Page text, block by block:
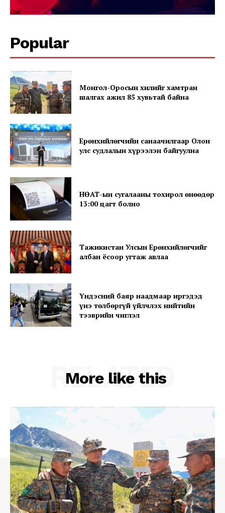
News Week
Magazine PRO
Company
About
Contact us
Popular
Монгол-Оросын хилийг хамтран
шалгах ажил 85 хувьтай байна
Ерөнхийлөгчийн санаачилгаар Олон
улс судлалын хүрээлэн байгуулна
НӨАТ-ын сугалааны тохирол өнөөдөр
13:00 цагт болно
Тажикистан Улсын Ерөнхийлөгчийг
албан ёсоор угтаж авлаа
Үндэсний баяр наадмаар иргэдэд
үнэ төлбөргүй үйлчлэх нийтийн
тээврийн чиглэл
More like this
RELATED